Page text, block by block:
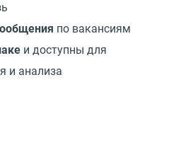
по вакансиям
и доступны для
и анализа